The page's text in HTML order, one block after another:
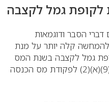
גמל לקצבה
הסבר ודוגמאות
קלה יותר על מנת
גמל לקצבה בשנת המס
2025 בעל שליטה על פי סעיף 32(9)(א)(2) לפקודת מס הכנסה